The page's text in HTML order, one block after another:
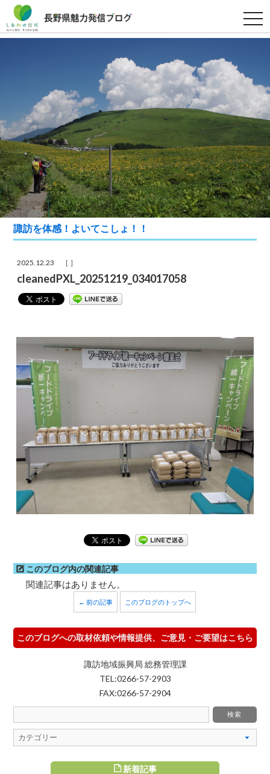
t
o
g
a
v
g
a
t
o
n
諏訪を体感！よいてこしょ！！
2025.12.23 ［ ］
cleanedPXL_20251219_034017058
このブログ内の関連記事
関連記事はありません。
← 前の記事 このブログのトップへ
このブログへの取材依頼や情報提供、ご意見・ご要望はこちら
諏訪地域振興局 総務管理課
TEL:0266-57-2903
FAX:0266-57-2904
新着記事